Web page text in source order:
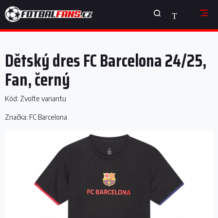
na
obsah
NÁKUPNÍ
KOŠÍK
Dětský dres FC Barcelona 24/25,
Fan, černý
Kód: Zvolte variantu
Značka: FC Barcelona